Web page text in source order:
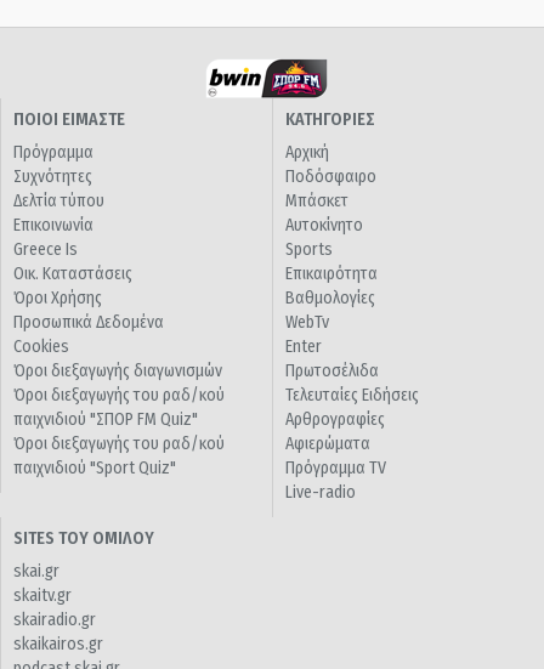
ΠΟΙΟΙ ΕΙΜΑΣΤΕ
Πρόγραμμα
Συχνότητες
Δελτία τύπου
Επικοινωνία
Greece Is
Οικ. Καταστάσεις
Όροι Χρήσης
Προσωπικά Δεδομένα
Cookies
Όροι διεξαγωγής διαγωνισμών
Όροι διεξαγωγής του ραδ/κού
παιχνιδιού "ΣΠΟΡ FM Quiz"
Όροι διεξαγωγής του ραδ/κού
παιχνιδιού "Sport Quiz"
ΚΑΤΗΓΟΡΙΕΣ
Αρχική
Ποδόσφαιρο
Μπάσκετ
Αυτοκίνητο
Sports
Επικαιρότητα
Βαθμολογίες
WebTv
Enter
Πρωτοσέλιδα
Τελευταίες Ειδήσεις
Αρθρογραφίες
Αφιερώματα
Πρόγραμμα TV
Live-radio
SITES ΤΟΥ ΟΜΙΛΟΥ
skai.gr
skaitv.gr
skairadio.gr
skaikairos.gr